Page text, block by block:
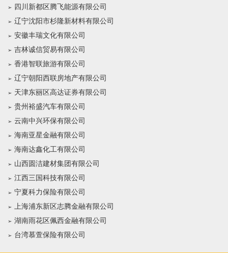
四川新都区腾飞能源有限公司
辽宁沈阳市杉隆新材料有限公司
安徽丰瑞文化有限公司
吉林诚信贸易有限公司
香港智联旅游有限公司
辽宁朝阳西联房地产有限公司
天津东丽区高达证券有限公司
贵州裕盛汽车有限公司
云南中兴环保有限公司
海南亚星金融有限公司
海南达鑫化工有限公司
山西圆洁建材集团有限公司
江西三国科技有限公司
宁夏科力保险有限公司
上海浦东新区志腾金融有限公司
湖南雨花区佩西金融有限公司
台湾慕萱保险有限公司